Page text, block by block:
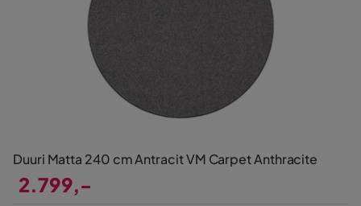
Duuri Matta 240 cm Antracit VM Carpet Anthracite
2.799,-